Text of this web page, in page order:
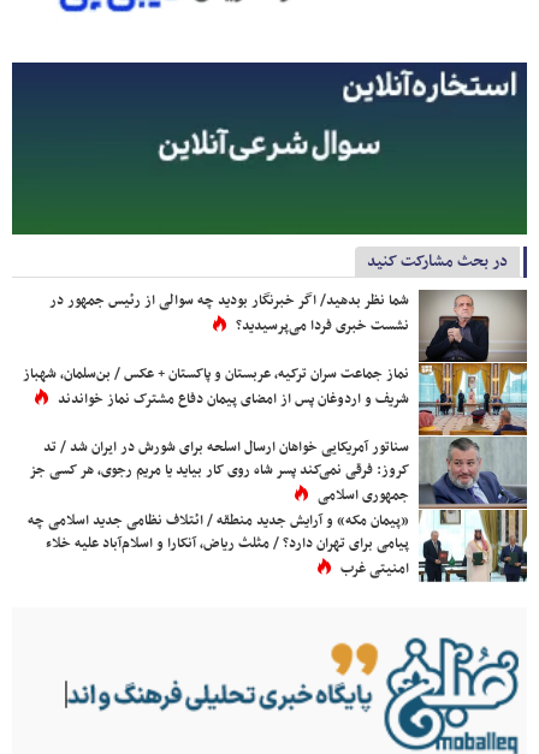
در بحث مشارکت کنید
شما نظر بدهید/ اگر خبرنگار بودید چه سوالی از رئیس جمهور در
نشست خبری فردا می‌پرسیدید؟
نماز جماعت سران ترکیه، عربستان و پاکستان + عکس / بن‌سلمان، شهباز
شریف و اردوغان پس از امضای پیمان دفاع مشترک نماز خواندند
سناتور آمریکایی خواهان ارسال اسلحه برای شورش در ایران شد / تد
کروز: فرقی نمی‌کند پسر شاه روی کار بیاید یا مریم رجوی، هر کسی جز
جمهوری اسلامی
«پیمان مکه» و آرایش جدید منطقه / ائتلاف نظامی جدید اسلامی چه
پیامی برای تهران دارد؟ / مثلث ریاض، آنکارا و اسلام‌آباد علیه خلاء
امنیتی غرب